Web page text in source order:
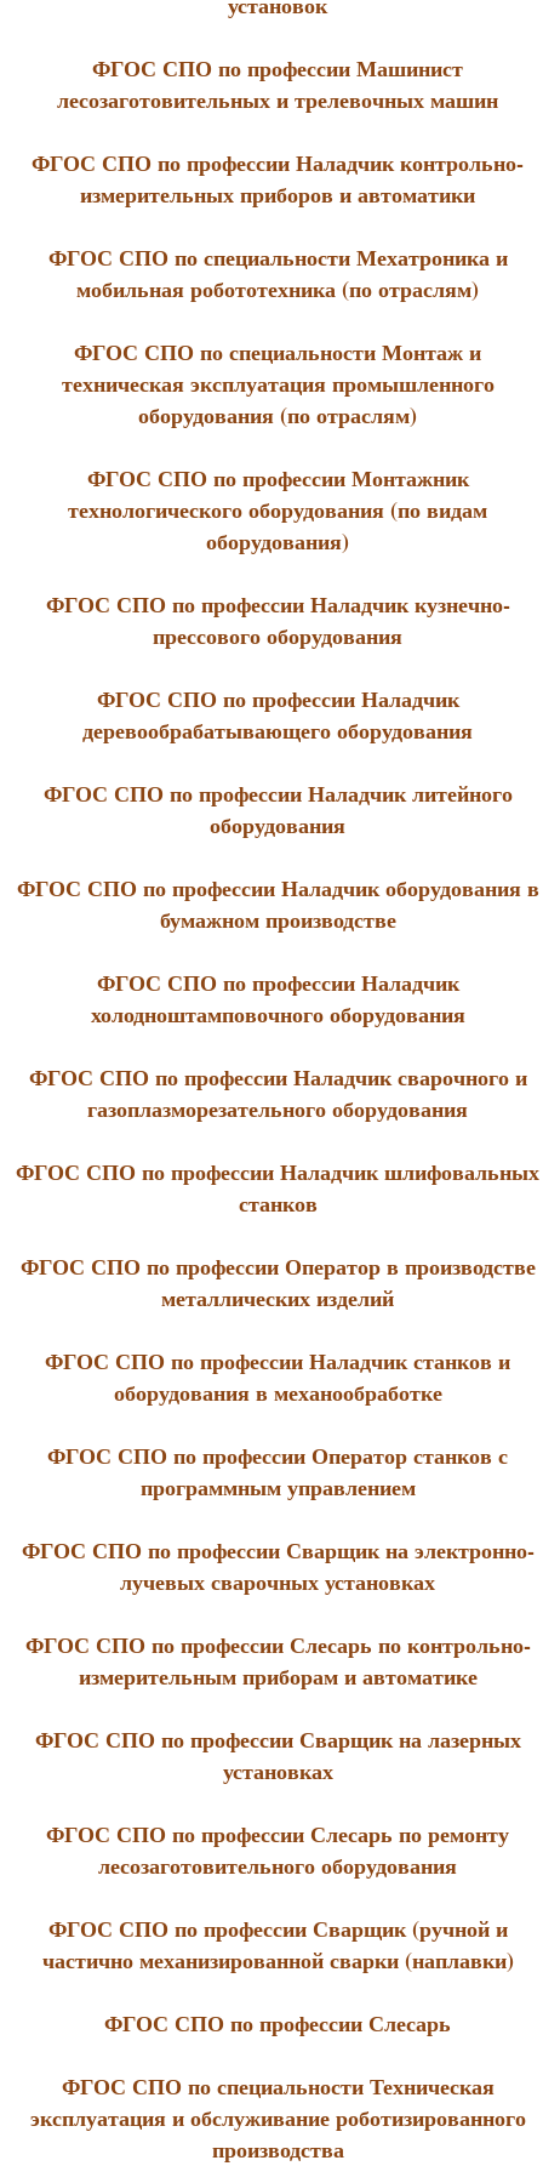
ФГОС СПО по профессии Машинист
лесозаготовительных и трелевочных машин
ФГОС СПО по профессии Наладчик контрольно-
измерительных приборов и автоматики
ФГОС СПО по специальности Мехатроника и
мобильная робототехника (по отраслям)
ФГОС СПО по специальности Монтаж и
техническая эксплуатация промышленного
оборудования (по отраслям)
ФГОС СПО по профессии Монтажник
технологического оборудования (по видам
оборудования)
ФГОС СПО по профессии Наладчик кузнечно-
прессового оборудования
ФГОС СПО по профессии Наладчик
деревообрабатывающего оборудования
ФГОС СПО по профессии Наладчик литейного
оборудования
ФГОС СПО по профессии Наладчик оборудования в
бумажном производстве
ФГОС СПО по профессии Наладчик
холодноштамповочного оборудования
ФГОС СПО по профессии Наладчик сварочного и
газоплазморезательного оборудования
ФГОС СПО по профессии Наладчик шлифовальных
станков
ФГОС СПО по профессии Оператор в производстве
металлических изделий
ФГОС СПО по профессии Наладчик станков и
оборудования в механообработке
ФГОС СПО по профессии Оператор станков с
программным управлением
ФГОС СПО по профессии Сварщик на электронно-
лучевых сварочных установках
ФГОС СПО по профессии Слесарь по контрольно-
измерительным приборам и автоматике
ФГОС СПО по профессии Сварщик на лазерных
установках
ФГОС СПО по профессии Слесарь по ремонту
лесозаготовительного оборудования
ФГОС СПО по профессии Сварщик (ручной и
частично механизированной сварки (наплавки)
ФГОС СПО по профессии Слесарь
ФГОС СПО по специальности Техническая
эксплуатация и обслуживание роботизированного
производства